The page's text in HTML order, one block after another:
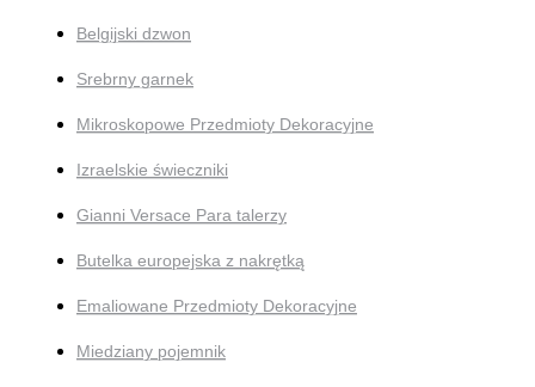
Belgijski dzwon
Srebrny garnek
Mikroskopowe Przedmioty Dekoracyjne
Izraelskie świeczniki
Gianni Versace Para talerzy
Butelka europejska z nakrętką
Emaliowane Przedmioty Dekoracyjne
Miedziany pojemnik